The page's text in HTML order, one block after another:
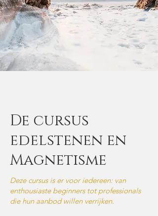
De cursus
edelstenen en
Magnetisme
Deze cursus is er voor iedereen: van
enthousiaste beginners tot professionals
die hun aanbod willen verrijken.